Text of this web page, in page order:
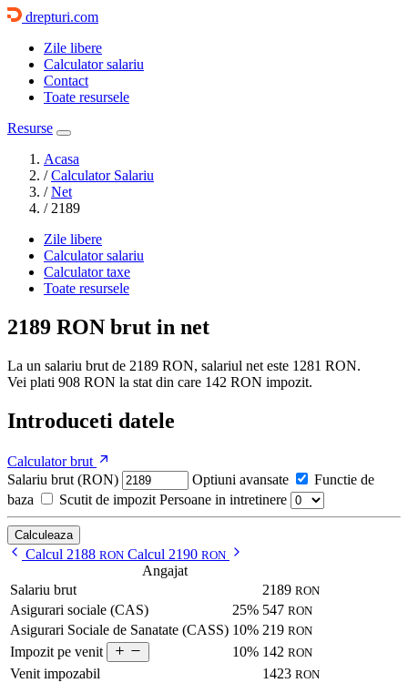
drepturi.com
Zile libere
Calculator salariu
Contact
Toate resursele
Resurse
Acasa
/ Calculator Salariu
/ Net
/ 2189
Zile libere
Calculator salariu
Calculator taxe
Toate resursele
2189 RON brut in net
La un salariu brut de 2189 RON, salariul net este 1281 RON.
Vei plati 908 RON la stat din care 142 RON impozit.
Introduceti datele
Calculator brut
Salariu brut (RON)
Optiuni avansate
Functie de
baza
Scutit de impozit Persoane in intretinere
Calculeaza
Calcul 2188 RON Calcul 2190 RON
Angajat
Salariu brut
2189 RON
Asigurari sociale (CAS) 25% 547 RON
Asigurari Sociale de Sanatate (CASS) 10% 219 RON
Impozit pe venit 10% 142 RON
Venit impozabil 1423 RON